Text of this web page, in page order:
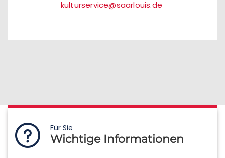
kulturservice@saarlouis.de
Für Sie
Wichtige Informationen